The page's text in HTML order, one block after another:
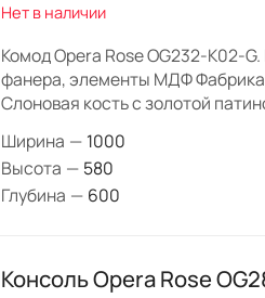
Нет в наличии
Комод Opera Rose OG232-K02-
фанера, элементы МДФ
Слоновая кость с золотой
Ширина — 1000
Высота — 580
Глубина — 600
Консоль Opera Rose